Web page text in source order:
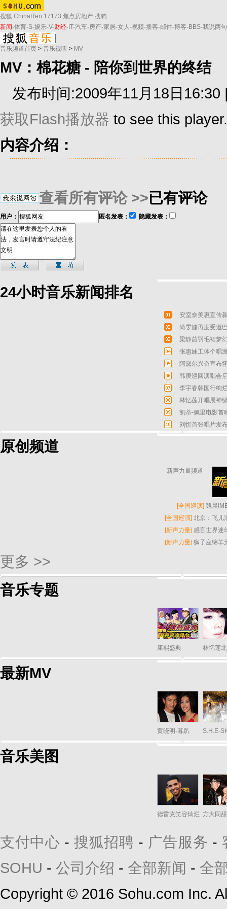
搜狐 ChinaRen 17173 焦点房地产 搜狗
新闻-体育-S-娱乐-V-财经- IT-汽车-房产-家居-女人-视频-播客-邮件-博客-BBS-我说两句
音乐频道首页 > 音乐视听 > MV
MV：棉花糖 - 陪你到世界的终结
发布时间:2009年11月18日
获取Flash播放器 to see this player.
内容介绍：
查看所有评论 >>已有评论
用户： 匿名发表： 隐藏发表：
24小时音乐新闻排名
安室奈美惠宣传
尚雯婕再度受邀
梁静茹羽毛裙梦
张惠妹工体个唱
阿黛尔兴奋宣布
韩庚巡回演唱会
李宇春韩国行绚
林忆莲开唱展神
凯蒂-佩里电影首
刘忻首张唱片发
原创频道
新声力量频道
[全国巡演] 魏晨
[全国巡演] 北京：飞儿
[新声力量] 感官世界迷
[新声力量] 狮子座绵羊
更多 >>
音乐专题
康熙盛典 林忆莲
最新MV
黄晓明-暮趴 S.H.E-
音乐美图
德雷克笑容灿烂 方大同
支付中心 - 搜狐招聘 - 广告服务 -
SOHU - 公司介绍 - 全部新闻 - 全
Copyright © 2016 Sohu.com Inc.